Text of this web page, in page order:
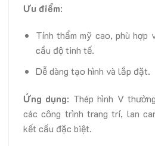
Ưu điểm:
Tính thẩm mỹ cao, phù hợp
cầu độ tinh tế.
Dễ dàng tạo hình và lắp đặt.
Ứng dụng: Thép hình V
các công trình trang trí, lan
kết cấu đặc biệt.